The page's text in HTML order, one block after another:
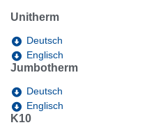
Unitherm
Deutsch
Englisch
Jumbotherm
Deutsch
Englisch
K10